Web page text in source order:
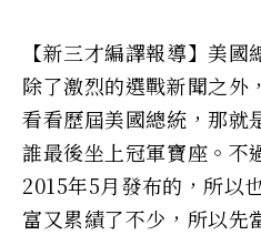
【新三才編譯報導】美國
除了激烈的選戰新聞之外
看看歷屆美國總統，那就
誰最後坐上冠軍寶座。不
2015年5月發布的，所以
富又累績了不少，所以先